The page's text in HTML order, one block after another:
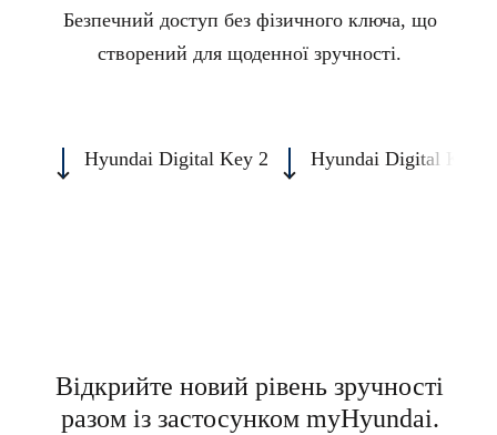
Безпечний доступ без фізичного ключа, що
створений для щоденної зручності.
Hyundai Digital Key 2 Hyundai Digital Key 2
Відкрийте новий рівень зручності
разом із застосунком myHyundai.